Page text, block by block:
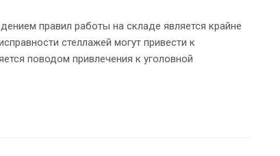
правил работы на складе является крайне
стеллажей могут привести к
поводом привлечения к уголовной